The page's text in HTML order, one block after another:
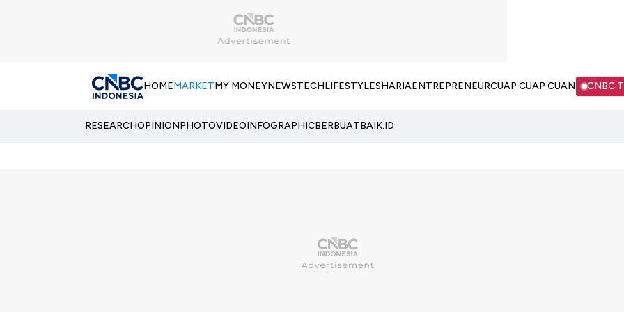
HOMEMARKETMY MONEYNEWSTECHLIFESTYLESHARIAENTREPRENEURCUAP CUAP CUAN CNBC
RESEARCHOPINIONPHOTOVIDEOINFOGRAPHICBERBUATBAIK.ID